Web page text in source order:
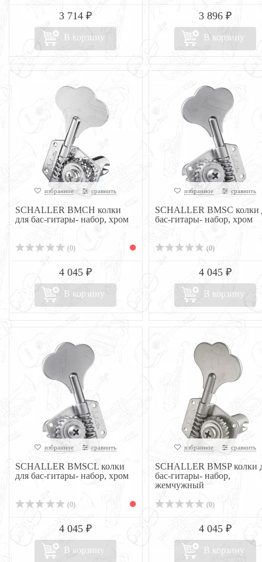
3 714 ₽
В корзину
3 896 ₽
В корзину
избранное сравнить
SCHALLER BMCH колки
для бас-гитары- набор, хром
(0)
4 045 ₽
В корзину
избранное сравнить
SCHALLER BMSC колки
бас-гитары- набор, хром
(0)
4 045 ₽
В корзину
избранное сравнить
SCHALLER BMSCL колки
для бас-гитары- набор, хром
(0)
4 045 ₽
В корзину
избранное сравнить
SCHALLER BMSP колки
бас-гитары- набор,
жемчужный
(0)
4 045 ₽
В корзину